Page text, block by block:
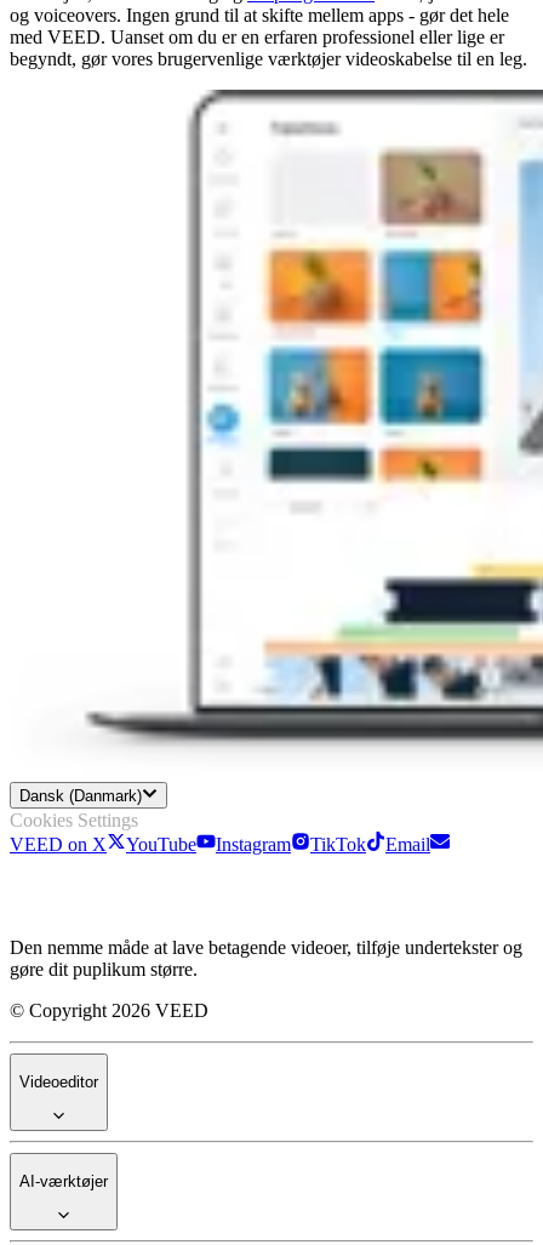
og voiceovers. Ingen grund til at skifte mellem apps - gør det hele
med VEED. Uanset om du er en erfaren professionel eller lige er
begyndt, gør vores brugervenlige værktøjer videoskabelse til en leg.
Dansk (Danmark)
Cookies Settings
VEED on X
YouTube Instagram TikTok Email
Den nemme måde at lave betagende videoer, tilføje undertekster og
gøre dit puplikum større.
© Copyright 2026 VEED
Videoeditor
AI-værktøjer